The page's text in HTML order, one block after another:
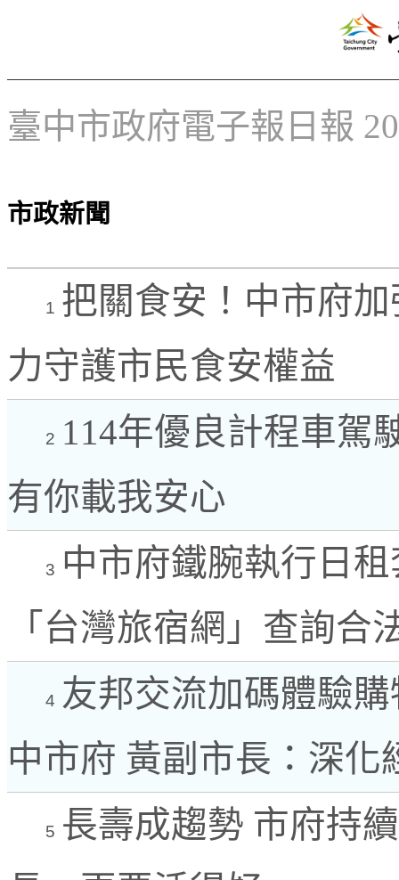
臺中市政府電子報日報
市政新聞
1 把關食安！中市府
力守護市民食安權益
2 114年優良計程車駕
有你載我安心
3 中市府鐵腕執行日
「台灣旅宿網」查詢合
4 友邦交流加碼體驗
中市府 黃副市長：深化
5 長壽成趨勢 市府持